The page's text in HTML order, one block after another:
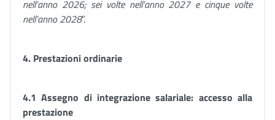
nell’anno 2026; sei volte nell’anno 2027 e cinque volte
nell’anno 2028”.
4. Prestazioni ordinarie
4.1 Assegno di integrazione salariale: accesso alla
prestazione